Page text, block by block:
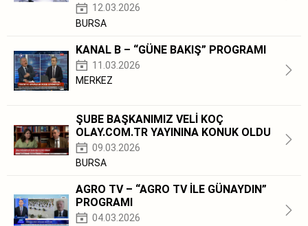
12.03.2026
BURSA
KANAL B – “GÜNE BAKIŞ” PROGRAMI
11.03.2026
MERKEZ
ŞUBE BAŞKANIMIZ VELİ KOÇ
OLAY.COM.TR YAYININA KONUK OLDU
09.03.2026
BURSA
AGRO TV – “AGRO TV İLE GÜNAYDIN”
PROGRAMI
04.03.2026